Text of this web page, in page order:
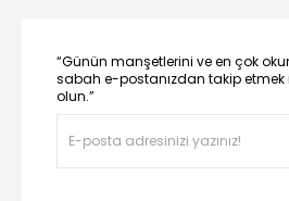
“Günün manşetlerini ve en çok
sabah e-postanızdan takip etmek
olun.”